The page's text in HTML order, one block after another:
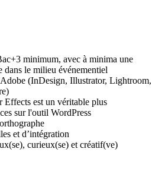
minimum, avec à minima une
dans le milieu événementiel
(InDesign, Illustrator, Lightroom,
Effects est un véritable plus
sur l'outil WordPress
et d’intégration
curieux(se) et créatif(ve)